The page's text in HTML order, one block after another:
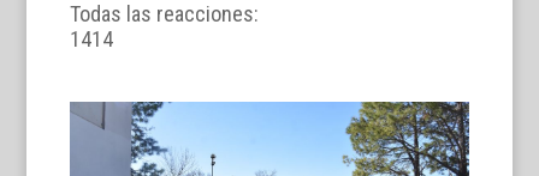
Todas las reacciones:
1414